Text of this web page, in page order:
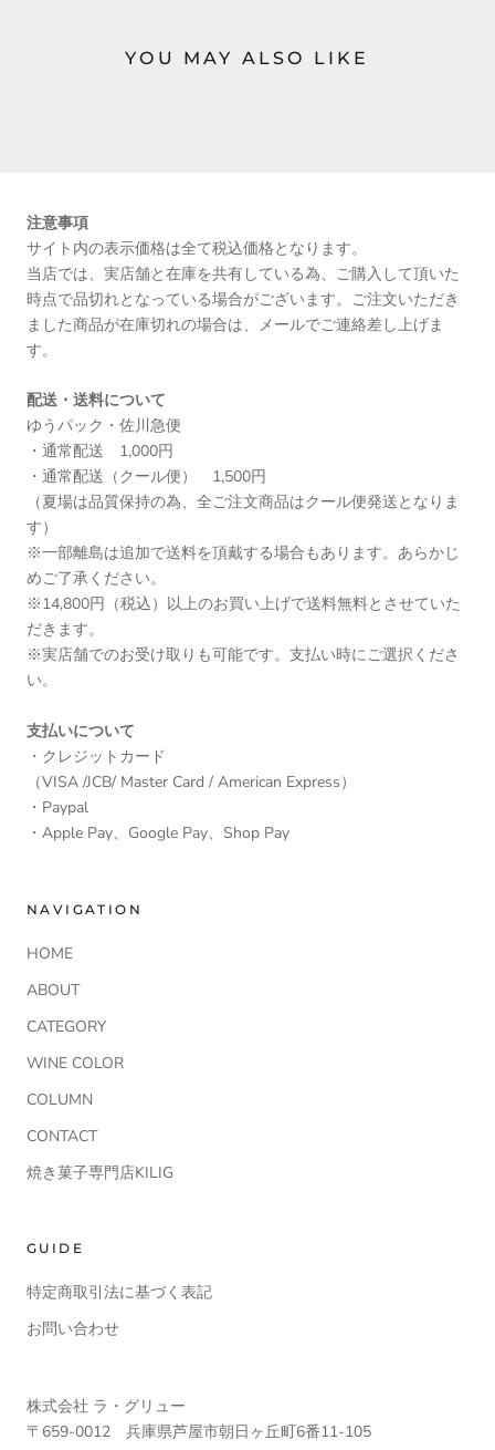
YOU MAY ALSO LIKE
注意事項
サイト内の表示価格は全て税込価格となります。
当店では、実店舗と在庫を共有している為、ご購入して頂いた
時点で品切れとなっている場合がございます。ご注文いただき
ました商品が在庫切れの場合は、メールでご連絡差し上げま
す。
配送・送料について
ゆうパック・佐川急便
・通常配送 1,000円
・通常配送（クール便） 1,500円
（夏場は品質保持の為、全ご注文商品はクール便発送となりま
す）
※一部離島は追加で送料を頂戴する場合もあります。あらかじ
めご了承ください。
※14,800円（税込）以上のお買い上げで送料無料とさせていた
だきます。
※実店舗でのお受け取りも可能です。支払い時にご選択くださ
い。
支払いについて
・クレジットカード
（VISA /JCB/ Master Card / American Express）
・Paypal
・Apple Pay、Google Pay、Shop Pay
NAVIGATION
HOME
ABOUT
CATEGORY
WINE COLOR
COLUMN
CONTACT
焼き菓子専門店KILIG
GUIDE
特定商取引法に基づく表記
お問い合わせ
株式会社 ラ・グリュー
〒659-0012 兵庫県芦屋市朝日ヶ丘町6番11-105